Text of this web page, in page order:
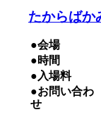
たからばか
●会場
●時間
●入場料
●お問い合わ
せ